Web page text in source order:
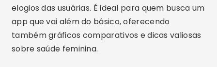
quem quer algo além do básico, especialmente
se estiver monitorando sua fertilidade com
atenção.